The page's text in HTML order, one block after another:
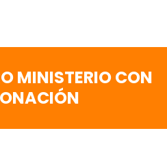
MINISTERIO CON